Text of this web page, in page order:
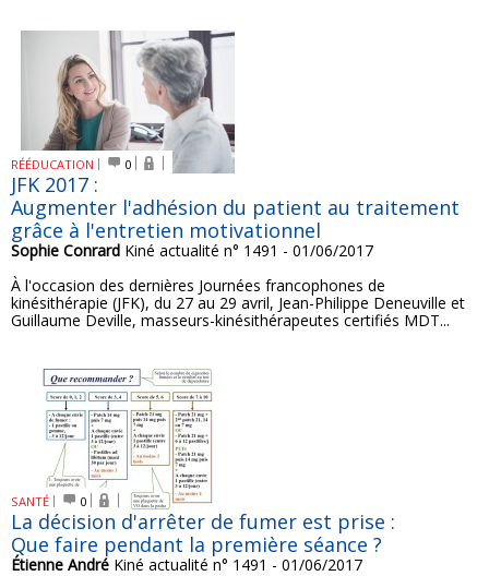
RÉÉDUCATION 0
JFK 2017 :
Augmenter l'adhésion du patient au traitement
grâce à l'entretien motivationnel
Sophie Conrard Kiné actualité n° 1491 - 01/06/2017
À l'occasion des dernières Journées francophones de
kinésithérapie (JFK), du 27 au 29 avril, Jean-Philippe Deneuville et
Guillaume Deville, masseurs-kinésithérapeutes certifiés MDT...
SANTÉ 0
La décision d'arrêter de fumer est prise :
Que faire pendant la première séance ?
Étienne André Kiné actualité n° 1491 - 01/06/2017